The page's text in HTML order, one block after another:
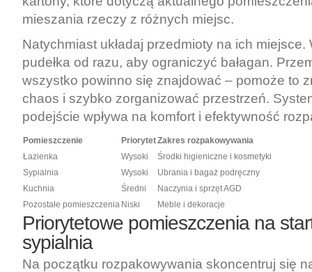
mieszania rzeczy z różnych miejsc.
Natychmiast układaj przedmioty na ich miejsce.
pudełka od razu, aby ograniczyć bałagan.
wszystko powinno się znajdować – pomoże to
chaos i szybko zorganizować przestrzeń.
podejście wpływa na komfort i efektywność
Pomieszczenie PriorytetZakres rozpakowywania
Łazienka
Wysoki
Środki higieniczne i kosmetyki
Sypialnia
Wysoki
Ubrania i bagaż podręczny
Kuchnia
Średni
Naczynia i sprzęt AGD
Pozostałe pomieszczenia Niski Meble i dekoracje
Priorytetowe pomieszczenia na
sypialnia
Na początku rozpakowywania skoncentruj się